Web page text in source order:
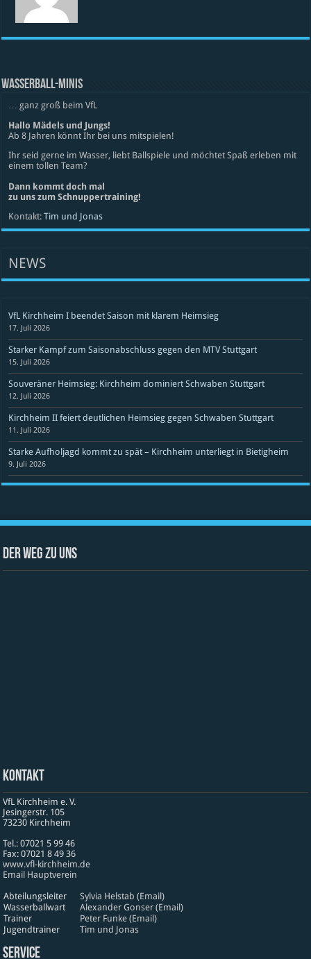
WASSERBALL-MINIS
… ganz groß beim VfL
Hallo Mädels und Jungs!
Ab 8 Jahren könnt Ihr bei uns mitspielen!
Ihr seid gerne im Wasser, liebt Ballspiele und möchtet Spaß erleben mit
einem tollen Team?
Dann kommt doch mal
zu uns zum Schnuppertraining!
Kontakt:Tim und Jonas
NEWS
VfL Kirchheim I beendet Saison mit klarem Heimsieg
17. Juli 2026
Starker Kampf zum Saisonabschluss gegen den MTV Stuttgart
15. Juli 2026
Souveräner Heimsieg: Kirchheim dominiert Schwaben Stuttgart
12. Juli 2026
Kirchheim II feiert deutlichen Heimsieg gegen Schwaben Stuttgart
11. Juli 2026
Starke Aufholjagd kommt zu spät – Kirchheim unterliegt in Bietigheim
9. Juli 2026
Der Weg zu uns
Kontakt
VfL Kirchheim e. V.
Jesinger­str. 105
73230 Kirch­heim
Tel.: 07021 5 99 46
Fax: 07021 8 49 36
www​.vfl​-kirch​heim​.de
Email Hauptverein
Abteilungsleiter
Sylvia Helstab (Email)
Wasserballwart
Alexander Gonser (Email)
Trainer
Peter Funke (Email)
Jugendtrainer
Tim und Jonas
Service